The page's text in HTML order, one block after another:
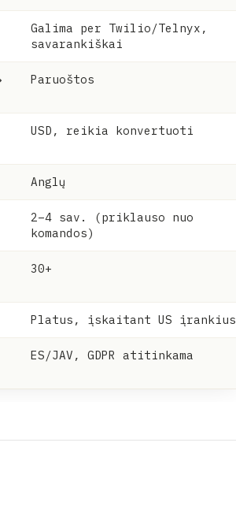
Galima per Twilio/Telnyx,
savarankiškai
Paruoštos
USD, reikia konvertuoti
Anglų
2–4 sav. (priklauso nuo
komandos)
30+
Platus, įskaitant US įrankius
ES/JAV, GDPR atitinkama